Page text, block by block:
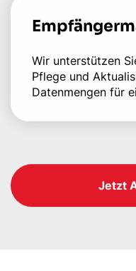
Wir unterstützen
Pflege und
Datenmengen für
Jetzt